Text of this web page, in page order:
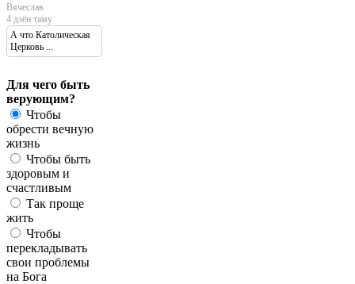
Вячеслав
4 дзён таму
А что Католическая
Церковь ...
Для чего быть
верующим?
Чтобы
обрести вечную
жизнь
Чтобы быть
здоровым и
счастливым
Так проще
жить
Чтобы
перекладывать
свои проблемы
на Бога